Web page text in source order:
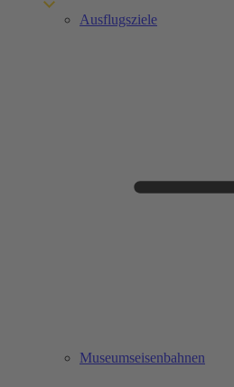
Ausflugsziele
Museumseisenbahnen